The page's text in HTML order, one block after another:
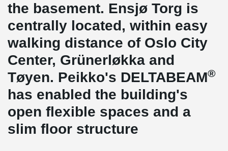
the basement. Ensjø Torg is
centrally located, within easy
walking distance of Oslo City
Center, Grünerløkka and
Tøyen. Peikko's DELTABEAM®
has enabled the building's
open flexible spaces and a
slim floor structure